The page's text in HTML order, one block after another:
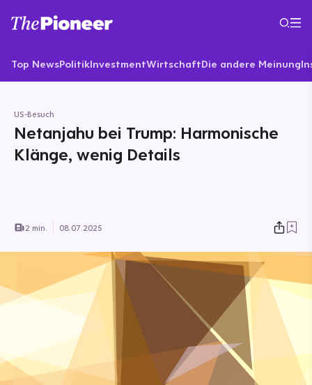
Top NewsPolitikInvestmentWirtschaftDie andere Meinung
US-Besuch
Netanjahu bei Trump: Harmonische
Klänge, wenig Details
2 min. 08.07.2025